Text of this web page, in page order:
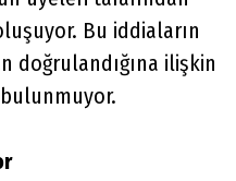
Bu iddiaların
doğrulandığına ilişkin